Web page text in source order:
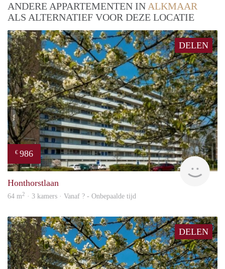
ANDERE APPARTEMENTEN IN ALKMAAR
ALS ALTERNATIEF VOOR DEZE LOCATIE
DELEN
€ 986
Honthorstlaan
64 m2 · 3 kamers · Vanaf ? - Onbepaalde tijd
DELEN